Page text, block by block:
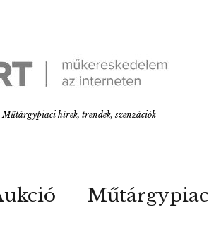
Műtárgypiaci hírek, trendek, szenzációk
Műtárgypiac